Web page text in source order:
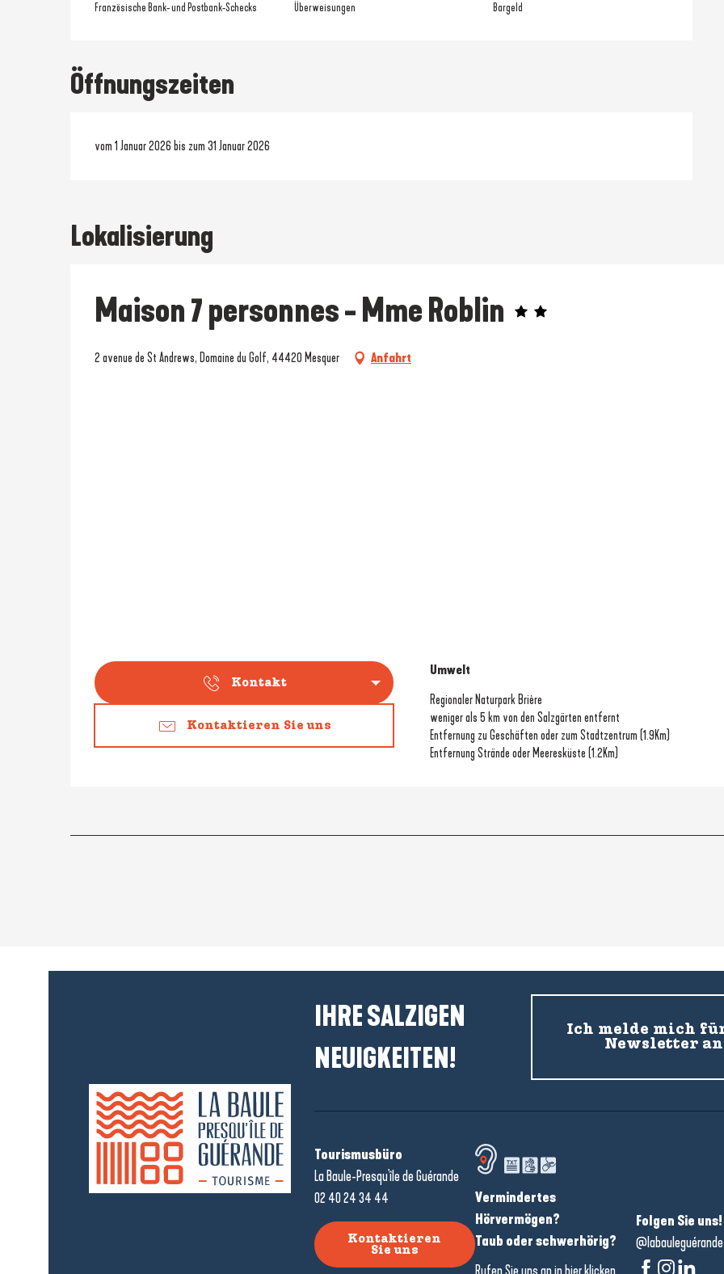
Französische Bank- und Postbank-Schecks Überweisungen Bargeld
Öffnungszeiten
vom 1 Januar 2026 bis zum 31 Januar 2026
Lokalisierung
Maison 7 personnes - Mme Roblin
2 avenue de St Andrews, Domaine du Golf, 44420 Mesquer Anfahrt
Kontakt
Kontaktieren Sie uns
Umwelt
Umwelt
Regionaler Naturpark Brière
weniger als 5 km von den Salzgärten entfernt
Entfernung zu Geschäften oder zum Stadtzentrum (1.9Km)
Entfernung Strände oder Meeresküste (1.2Km)
IHRE SALZIGEN
NEUIGKEITEN!
Ich melde mich
Newsletter an
Tourismusbüro
La Baule-Presqu'île de Guérande
02 40 24 34 44
Kontaktieren
Sie uns
Vermindertes
Hörvermögen?
Taub oder schwerhörig?
Folgen Sie uns!
@labauleguérande